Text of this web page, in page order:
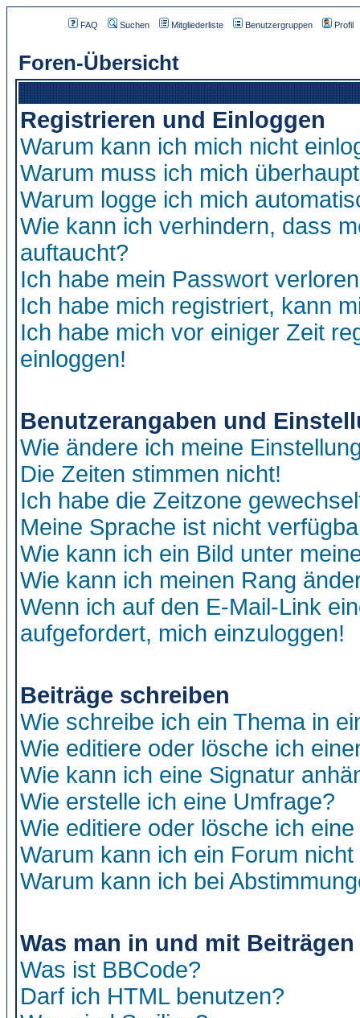
FAQ Suchen Mitgliederliste Benutzergruppen Profil
Foren-Übersicht
Registrieren und Einloggen
Warum kann ich mich nicht
Warum muss ich mich
Warum logge ich mich
Wie kann ich verhindern, dass
auftaucht?
Ich habe mein Passwort
Ich habe mich registriert, kann
Ich habe mich vor einiger Zeit
einloggen!
Benutzerangaben und
Wie ändere ich meine
Die Zeiten stimmen nicht!
Ich habe die Zeitzone
Meine Sprache ist nicht
Wie kann ich ein Bild unter
Wie kann ich meinen Rang
Wenn ich auf den E-Mail-Link
aufgefordert, mich einzuloggen!
Beiträge schreiben
Wie schreibe ich ein Thema in
Wie editiere oder lösche ich
Wie kann ich eine Signatur
Wie erstelle ich eine Umfrage?
Wie editiere oder lösche ich
Warum kann ich ein Forum
Warum kann ich bei
Was man in und mit
Was ist BBCode?
Darf ich HTML benutzen?